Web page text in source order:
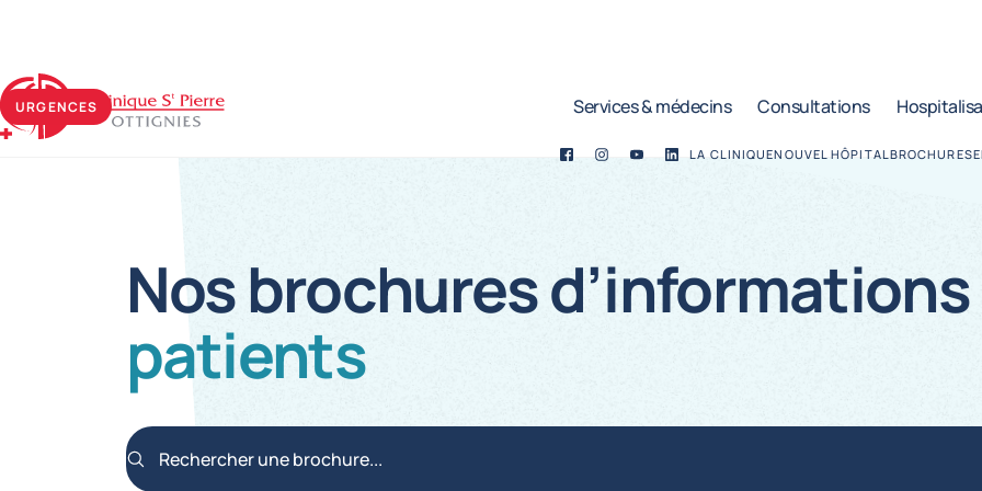
Clinique Saint-Pierre Ottignies
URGENCES Services & médecins Consultations
LA CLINIQUENOUVEL HÔPITALBROCHURES
Facebook
TwitterYouTube
LinkedIn
Nos brochures d’informations
patients
Rechercher une brochure...